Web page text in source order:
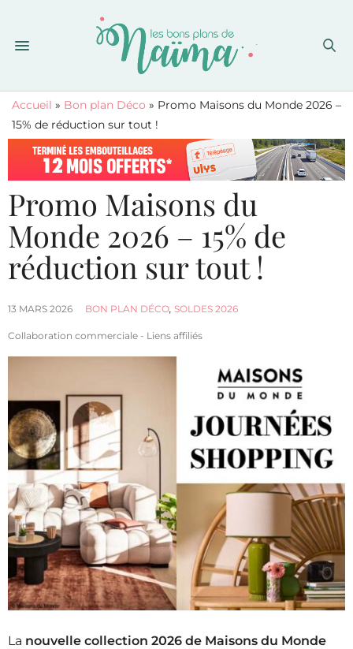
Accueil » Bon plan Déco » Promo Maisons du Monde 2026 –
15% de réduction sur tout !
Promo Maisons du
Monde 2026 – 15% de
réduction sur tout !
13 MARS 2026 BON PLAN DÉCO, SOLDES 2026
Collaboration commerciale - Liens affiliés
La nouvelle collection 2026 de Maisons du Monde